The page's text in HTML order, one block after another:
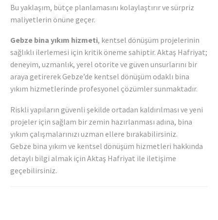
Bu yaklaşım, bütçe planlamasını kolaylaştırır ve sürpriz
maliyetlerin önüne geçer.
Gebze bina yıkım hizmeti, kentsel dönüşüm projelerinin
sağlıklı ilerlemesi için kritik öneme sahiptir. Aktaş Hafriyat;
deneyim, uzmanlık, yerel otorite ve güven unsurlarını bir
araya getirerek Gebze’de kentsel dönüşüm odaklı bina
yıkım hizmetlerinde profesyonel çözümler sunmaktadır.
Riskli yapıların güvenli şekilde ortadan kaldırılması ve yeni
projeler için sağlam bir zemin hazırlanması adına, bina
yıkım çalışmalarınızı uzman ellere bırakabilirsiniz.
Gebze bina yıkım ve kentsel dönüşüm hizmetleri hakkında
detaylı bilgi almak için Aktaş Hafriyat ile iletişime
geçebilirsiniz.